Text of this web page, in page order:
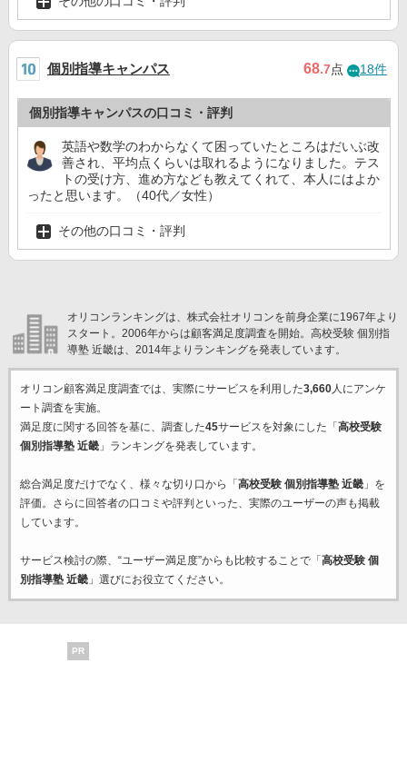
個別指導キャンパス 68.7点 18件
個別指導キャンパスの口コミ・評判
英語や数学のわからなくて困っていたところはだいぶ改
善され、平均点くらいは取れるようになりました。テス
トの受け方、進め方なども教えてくれて、本人にはよか
ったと思います。（40代／女性）
その他の口コミ・評判
オリコンランキングは、株式会社オリコンを前身企業に1967年より
スタート。2006年からは顧客満足度調査を開始。高校受験 個別指
導塾 近畿は、2014年よりランキングを発表しています。
オリコン顧客満足度調査では、実際にサービスを利用した3,660人にアンケ
ート調査を実施。
満足度に関する回答を基に、調査した45サービスを対象にした「 高校受験
個別指導塾 近畿」ランキングを発表しています。
総合満足度だけでなく、様々な切り口から「 高校受験 個別指導塾 近畿」を
評価。さらに回答者の口コミや評判といった、実際のユーザーの声も掲載
しています。
サービス検討の際、“ユーザー満足度”からも比較することで「 高校受験 個
別指導塾 近畿」選びにお役立てください。
PR